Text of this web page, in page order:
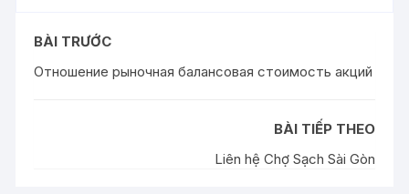
BÀI TRƯỚC
Отношение рыночная балансовая стоимость акций
BÀI TIẾP THEO
Liên hệ Chợ Sạch Sài Gòn